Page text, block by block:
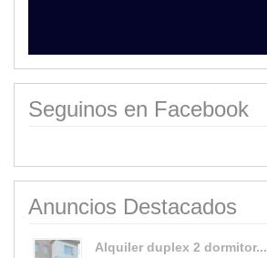
Seguinos en Facebook
Anuncios Destacados
Alquiler duplex 2 dormitor...